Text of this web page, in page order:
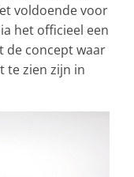
voldoende voor
het officieel een
de concept waar
te zien zijn in